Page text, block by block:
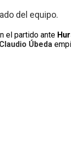
del equipo.
el partido ante
Claudio Úbeda